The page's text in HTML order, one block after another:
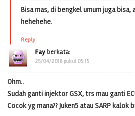
Bisa mas, di bengkel umum juga bisa,
hehehehe.
Reply
Fayberkata:
25/04/2018 pukul 05:15
Ohm..
Sudah ganti injektor GSX, trs mau ganti
Cocok yg mana?? Juken5 atau SARP kalok